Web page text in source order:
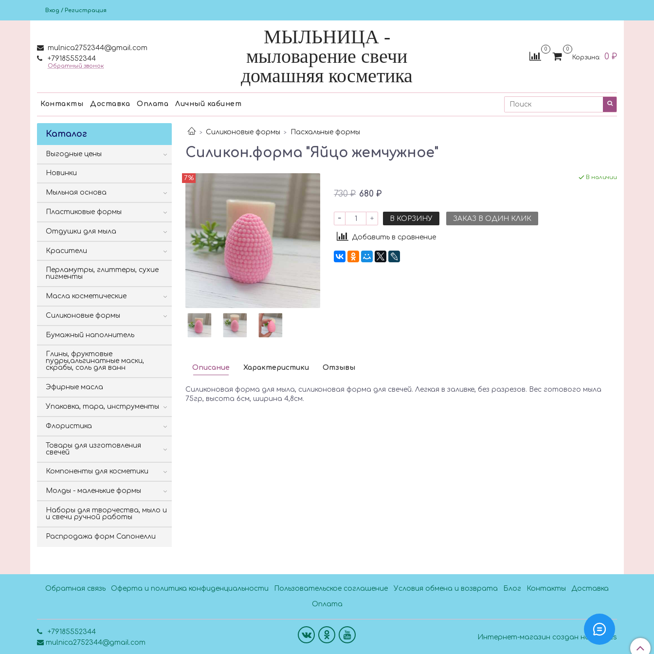
Вход / Регистрация
mulnica2752344@gmail.com
+79185552344
Обратный звонок
МЫЛЬНИЦА -
мыловарение свечи
домашняя косметика
0 0
Корзина: 0 ₽
Контакты Доставка Оплата Личный кабинет
Силиконовые формы Пасхальные формы
Силикон.форма "Яйцо жемчужное"
7% В наличии
730 ₽ 680 ₽
В КОРЗИНУ ЗАКАЗ В ОДИН КЛИК
Добавить в сравнение
Описание
Силиконовая форма для мыла, силиконовая форма для свечей. Легкая в заливке, без разрезов. Вес готового мыла
75гр, высота 6см, ширина 4,8см.
Характеристики Отзывы
Каталог
Выгодные цены
Новинки
Мыльная основа
Пластиковые формы
Отдушки для мыла
Красители
Перламутры, глиттеры, сухие
пигменты
Масла косметические
Силиконовые формы
Бумажный наполнитель
Глины, фруктовые
пудры,альгинатные маски,
скрабы, соль для ванн
Эфирные масла
Упаковка, тара, инструменты
Флористика
Товары для изготовления
свечей
Компоненты для косметики
Молды - маленькие формы
Наборы для творчества, мыло и
и свечи ручной работы
Распродажа форм Сапонелли
Обратная связь Оферта и политика конфиденциальности Пользовательское соглашение Условия обмена и возврата Блог Контакты Доставка
Оплата
+79185552344
mulnica2752344@gmail.com
Интернет-магазин создан на InSales